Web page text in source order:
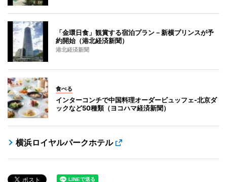
「金環日食」観賞する宿泊プラン－新横プリンスが予
約開始（港北経済新聞）
港北経済新聞
食べる
インターコンチで中国料理オーダービュッフェ-北京ダ
ックなど50種類（ヨコハマ経済新聞）
横浜ロイヤルパークホテル